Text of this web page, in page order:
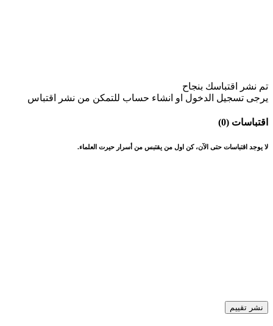
تم نشر اقتباسك بنجاح
يرجى تسجيل الدخول او انشاء حساب للتمكن من نشر اقتباس
اقتباسات (0)
لا يوجد اقتباسات حتى الآن، كن اول من يقتبس من أسرار حيرت العلماء.
نشر تقييم